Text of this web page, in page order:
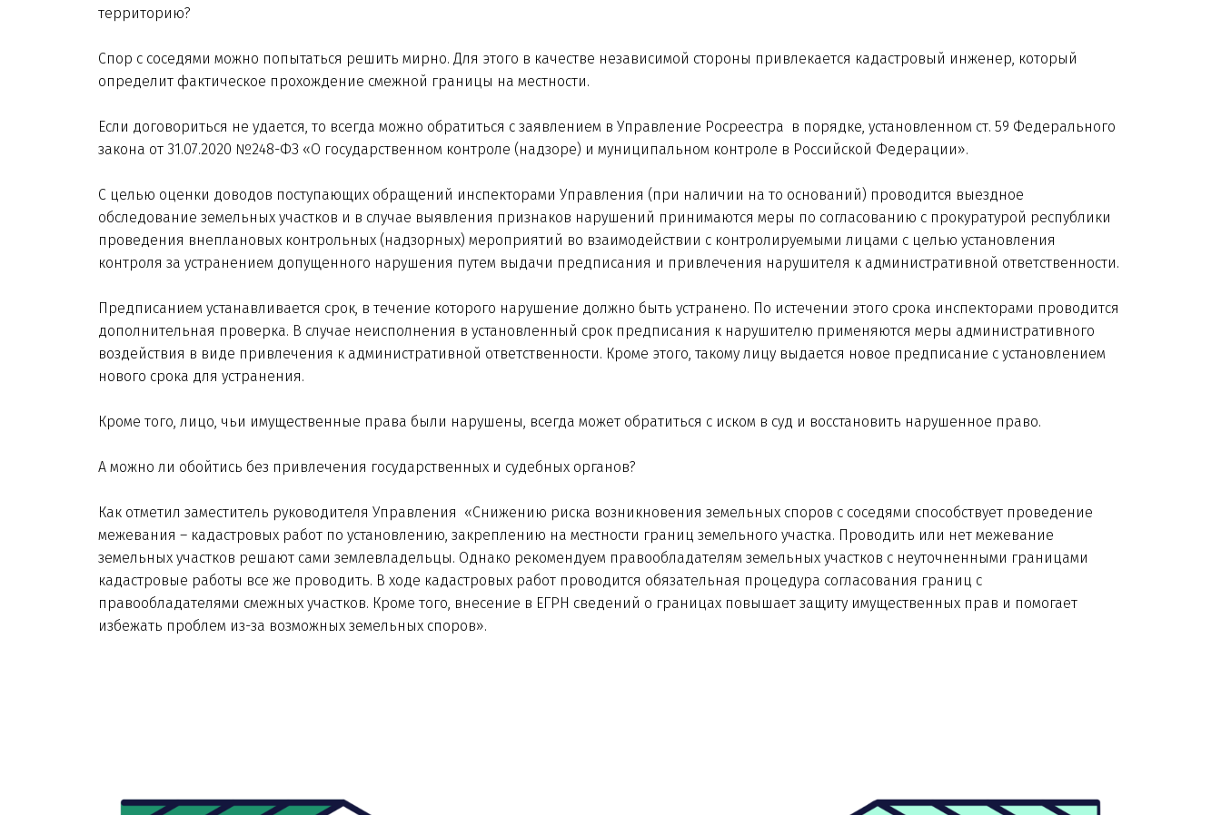
территорию?
Спор с соседями можно попытаться решить мирно. Для этого в качестве независимой стороны привлекается кадастровый инженер, который
определит фактическое прохождение смежной границы на местности.
Если договориться не удается, то всегда можно обратиться с заявлением в Управление Росреестра в порядке, установленном ст. 59 Федерального
закона от 31.07.2020 №248-ФЗ «О государственном контроле (надзоре) и муниципальном контроле в Российской Федерации».
С целью оценки доводов поступающих обращений инспекторами Управления (при наличии на то оснований) проводится выездное
обследование земельных участков и в случае выявления признаков нарушений принимаются меры по согласованию с прокуратурой республики
проведения внеплановых контрольных (надзорных) мероприятий во взаимодействии с контролируемыми лицами с целью установления
контроля за устранением допущенного нарушения путем выдачи предписания и привлечения нарушителя к административной ответственности.
Предписанием устанавливается срок, в течение которого нарушение должно быть устранено. По истечении этого срока инспекторами проводится
дополнительная проверка. В случае неисполнения в установленный срок предписания к нарушителю применяются меры административного
воздействия в виде привлечения к административной ответственности. Кроме этого, такому лицу выдается новое предписание с установлением
нового срока для устранения.
Кроме того, лицо, чьи имущественные права были нарушены, всегда может обратиться с иском в суд и восстановить нарушенное право.
А можно ли обойтись без привлечения государственных и судебных органов?
Как отметил заместитель руководителя Управления «Снижению риска возникновения земельных споров с соседями способствует проведение
межевания – кадастровых работ по установлению, закреплению на местности границ земельного участка. Проводить или нет межевание
земельных участков решают сами землевладельцы. Однако рекомендуем правообладателям земельных участков с неуточненными границами
кадастровые работы все же проводить. В ходе кадастровых работ проводится обязательная процедура согласования границ с
правообладателями смежных участков. Кроме того, внесение в ЕГРН сведений о границах повышает защиту имущественных прав и помогает
избежать проблем из-за возможных земельных споров».